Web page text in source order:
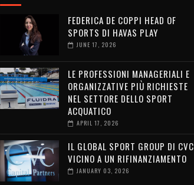
FEDERICA DE COPPI HEAD OF
SPORTS DI HAVAS PLAY
JUNE 17, 2026
LE PROFESSIONI MANAGERIALI E
ORGANIZZATIVE PIÙ RICHIESTE
NEL SETTORE DELLO SPORT
ACQUATICO
APRIL 17, 2026
IL GLOBAL SPORT GROUP DI CVC
VICINO A UN RIFINANZIAMENTO
JANUARY 03, 2026